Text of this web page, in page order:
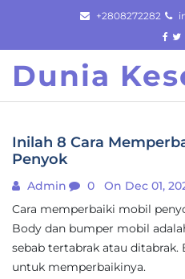
content
+2808272282
Dunia
Inilah 8 Cara
Penyok
Admin 0
On Dec 01,
Cara memperbaiki mobil
Body dan bumper mobil
sebab tertabrak atau ditabrak.
untuk memperbaikinya.